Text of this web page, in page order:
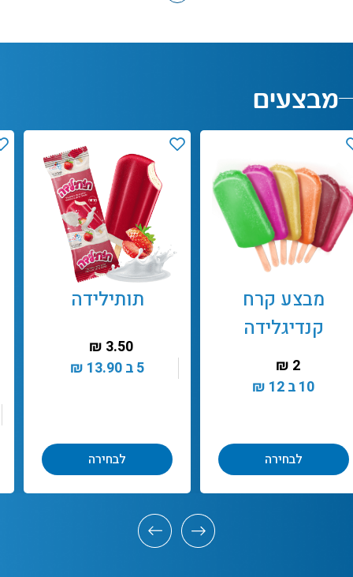
מבצעים
מבצע קרח
קנדיגלידה
בטעמים
₪ 2
10 ב
₪ 12
לבחירה
תותילידה
₪ 3.50
5 ב
₪ 13.90
לבחירה